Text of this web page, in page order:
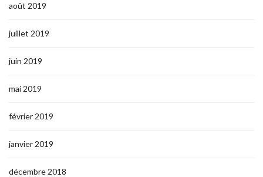
août 2019
juillet 2019
juin 2019
mai 2019
février 2019
janvier 2019
décembre 2018